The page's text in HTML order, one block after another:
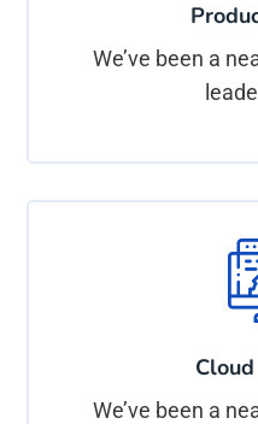
We’ve been a
We’ve been a